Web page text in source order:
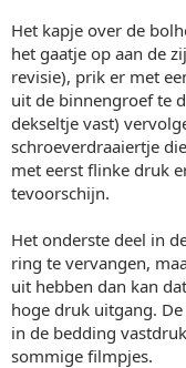
Het kapje over de
het gaatje op aan de
revisie), prik er met
uit de binnengroef te
dekseltje vast)
schroeverdraaiertje
met eerst flinke druk
tevoorschijn.
Het onderste deel in
ring te vervangen,
uit hebben dan kan
hoge druk uitgang.
in de bedding
sommige filmpjes.